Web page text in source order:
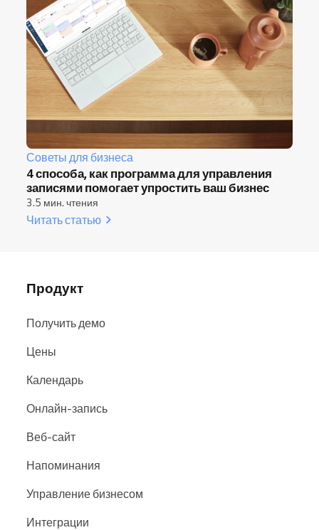
Советы для бизнеса
4 способа, как программа для управления
записями помогает упростить ваш бизнес
3.5 мин. чтения
Читать статью
Продукт
Получить демо
Цены
Календарь
Онлайн-запись
Веб-сайт
Напоминания
Управление бизнесом
Интеграции